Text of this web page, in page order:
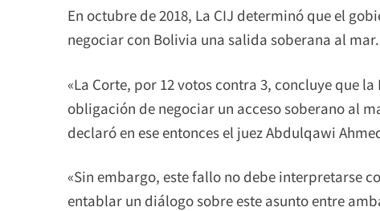
En octubre de 2018, La CIJ determinó que el
negociar con Bolivia una salida soberana al mar.
«La Corte, por 12 votos contra 3, concluye que
obligación de negociar un acceso soberano al
declaró en ese entonces el juez Abdulqawi
«Sin embargo, este fallo no debe interpretarse
entablar un diálogo sobre este asunto entre